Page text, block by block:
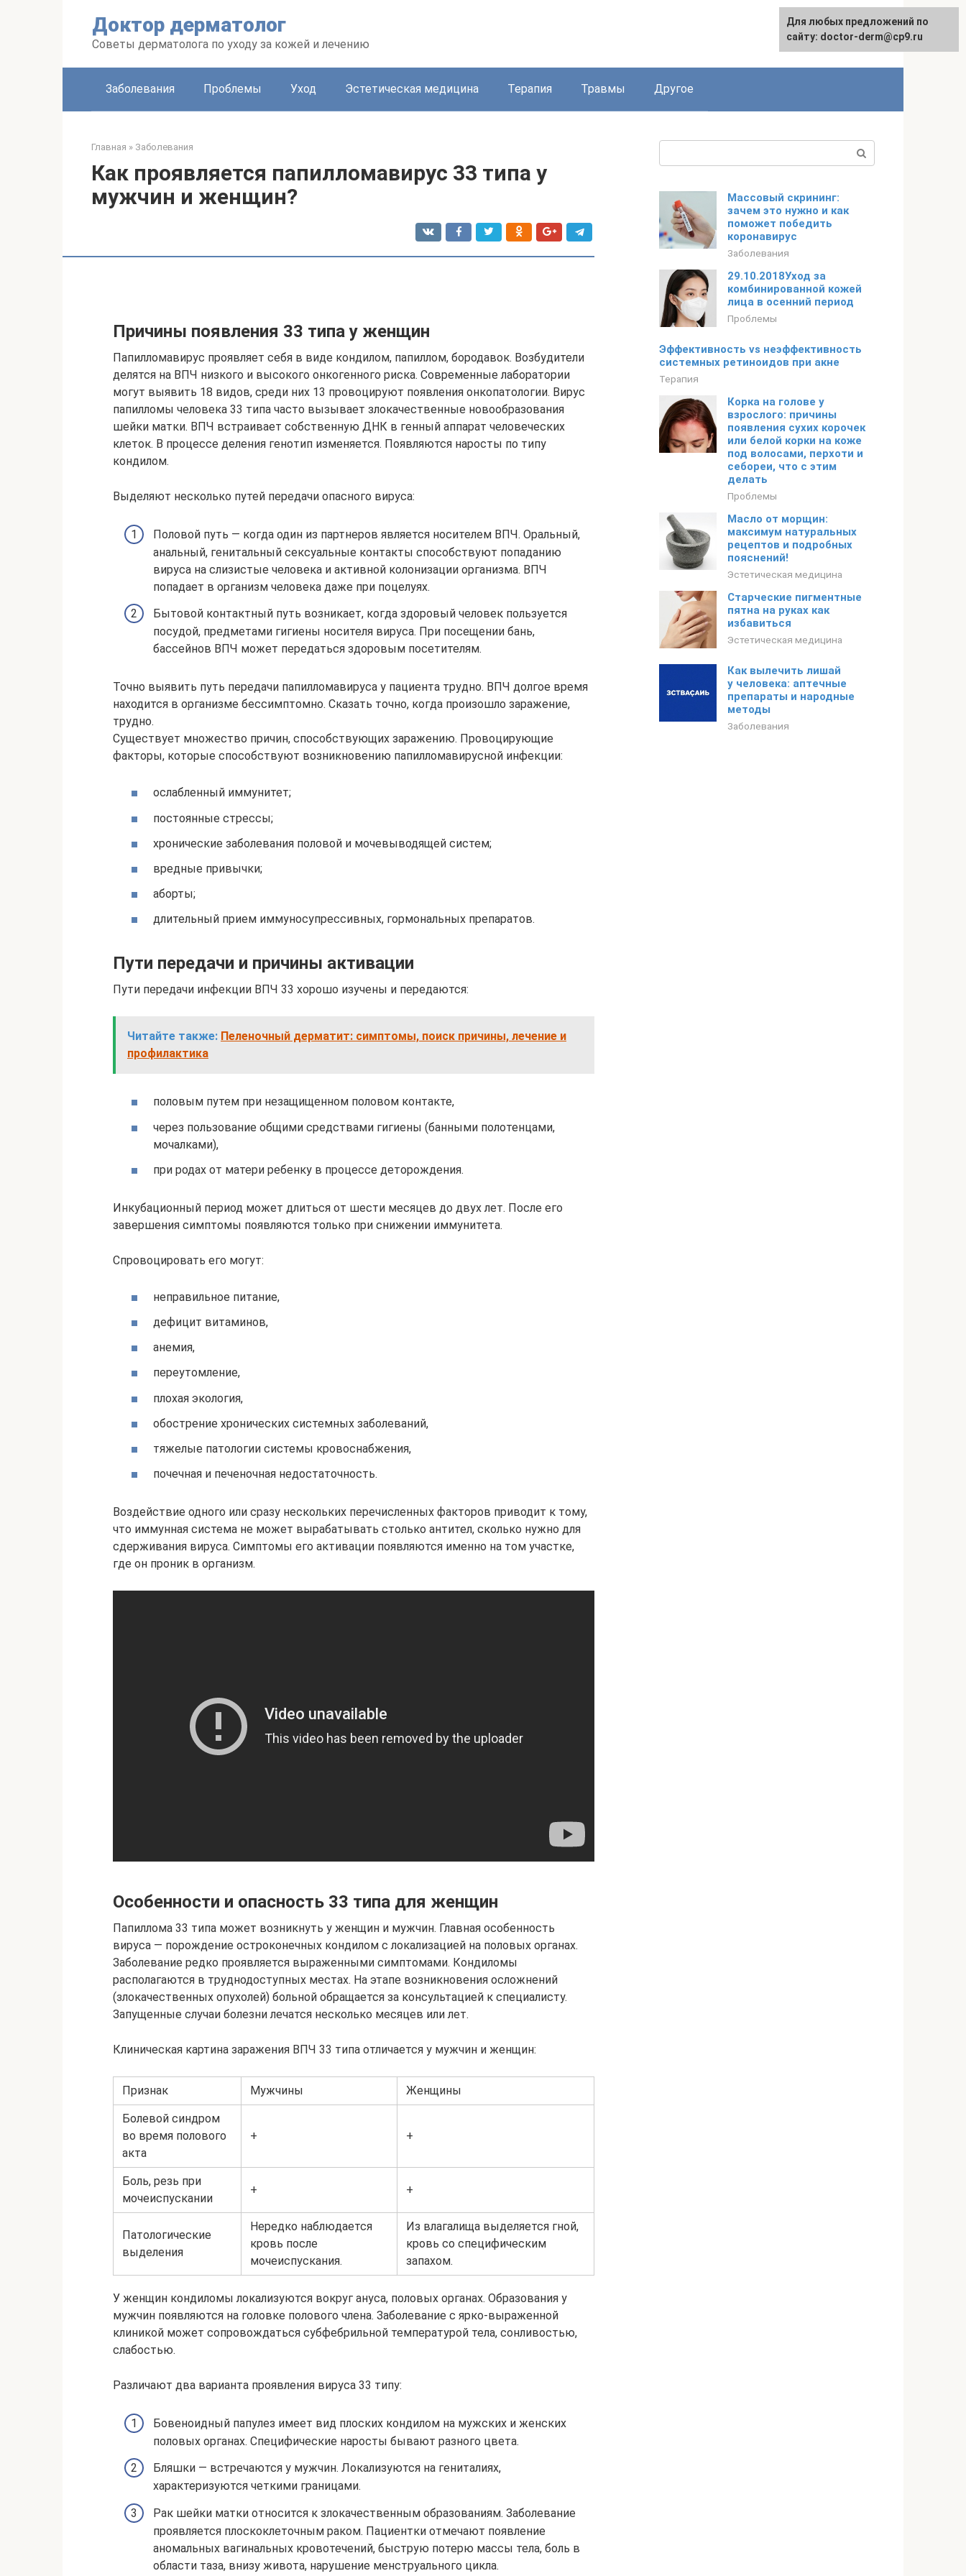
Доктор дерматолог
Советы дерматолога по уходу за кожей и лечению
Заболевания Проблемы Уход Эстетическая медицина Терапия Травмы Другое
Главная » Заболевания
Как проявляется папилломавирус 33 типа у
мужчин и женщин?
Причины появления 33 типа у женщин
Папилломавирус проявляет себя в виде кондилом, папиллом, бородавок. Возбудители
делятся на ВПЧ низкого и высокого онкогенного риска. Современные лаборатории
могут выявить 18 видов, среди них 13 провоцируют появления онкопатологии. Вирус
папилломы человека 33 типа часто вызывает злокачественные новообразования
шейки матки. ВПЧ встраивает собственную ДНК в генный аппарат человеческих
клеток. В процессе деления генотип изменяется. Появляются наросты по типу
кондилом.
Выделяют несколько путей передачи опасного вируса:
Половой путь — когда один из партнеров является носителем ВПЧ. Оральный,
анальный, генитальный сексуальные контакты способствуют попаданию
вируса на слизистые человека и активной колонизации организма. ВПЧ
попадает в организм человека даже при поцелуях.
Бытовой контактный путь возникает, когда здоровый человек пользуется
посудой, предметами гигиены носителя вируса. При посещении бань,
бассейнов ВПЧ может передаться здоровым посетителям.
Точно выявить путь передачи папилломавируса у пациента трудно. ВПЧ долгое время
находится в организме бессимптомно. Сказать точно, когда произошло заражение,
трудно.
Существует множество причин, способствующих заражению. Провоцирующие
факторы, которые способствуют возникновению папилломавирусной инфекции:
ослабленный иммунитет;
постоянные стрессы;
хронические заболевания половой и мочевыводящей систем;
вредные привычки;
аборты;
длительный прием иммуносупрессивных, гормональных препаратов.
Пути передачи и причины активации
Пути передачи инфекции ВПЧ 33 хорошо изучены и передаются:
Читайте также: Пеленочный дерматит: симптомы, поиск причины, лечение и
профилактика
половым путем при незащищенном половом контакте,
через пользование общими средствами гигиены (банными полотенцами,
мочалками),
при родах от матери ребенку в процессе деторождения.
Инкубационный период может длиться от шести месяцев до двух лет. После его
завершения симптомы появляются только при снижении иммунитета.
Спровоцировать его могут:
неправильное питание,
дефицит витаминов,
анемия,
переутомление,
плохая экология,
обострение хронических системных заболеваний,
тяжелые патологии системы кровоснабжения,
почечная и печеночная недостаточность.
Воздействие одного или сразу нескольких перечисленных факторов приводит к тому,
что иммунная система не может вырабатывать столько антител, сколько нужно для
сдерживания вируса. Симптомы его активации появляются именно на том участке,
где он проник в организм.
Особенности и опасность 33 типа для женщин
Папиллома 33 типа может возникнуть у женщин и мужчин. Главная особенность
вируса — порождение остроконечных кондилом с локализацией на половых органах.
Заболевание редко проявляется выраженными симптомами. Кондиломы
располагаются в труднодоступных местах. На этапе возникновения осложнений
(злокачественных опухолей) больной обращается за консультацией к специалисту.
Запущенные случаи болезни лечатся несколько месяцев или лет.
Клиническая картина заражения ВПЧ 33 типа отличается у мужчин и женщин:
Признак Мужчины Женщины
Болевой синдром
во время полового
акта
+ +
Боль, резь при
мочеиспускании
+ +
Патологические
выделения
Нередко наблюдается
кровь после
мочеиспускания.
Из влагалища выделяется гной,
кровь со специфическим
запахом.
У женщин кондиломы локализуются вокруг ануса, половых органах. Образования у
мужчин появляются на головке полового члена. Заболевание с ярко-выраженной
клиникой может сопровождаться субфебрильной температурой тела, сонливостью,
слабостью.
Различают два варианта проявления вируса 33 типу:
Бовеноидный папулез имеет вид плоских кондилом на мужских и женских
половых органах. Специфические наросты бывают разного цвета.
Бляшки — встречаются у мужчин. Локализуются на гениталиях,
характеризуются четкими границами.
Рак шейки матки относится к злокачественным образованиям. Заболевание
проявляется плоскоклеточным раком. Пациентки отмечают появление
аномальных вагинальных кровотечений, быструю потерю массы тела, боль в
области таза, внизу живота, нарушение менструального цикла.
Массовый скрининг:
зачем это нужно и как
поможет победить
коронавирус
Заболевания
29.10.2018Уход за
комбинированной кожей
лица в осенний период
Проблемы
Эффективность vs неэффективность
системных ретиноидов при акне
Терапия
Корка на голове у
взрослого: причины
появления сухих корочек
или белой корки на коже
под волосами, перхоти и
себореи, что с этим
делать
Проблемы
Масло от морщин:
максимум натуральных
рецептов и подробных
пояснений!
Эстетическая медицина
Старческие пигментные
пятна на руках как
избавиться
Эстетическая медицина
Как вылечить лишай
у человека: аптечные
препараты и народные
методы
Заболевания
Для любых предложений по
сайту: doctor-derm@cp9.ru